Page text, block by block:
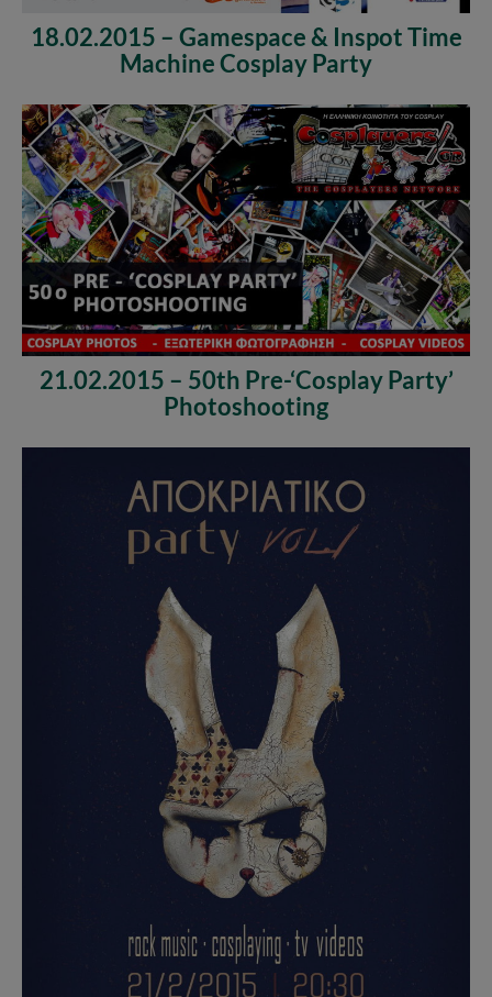
18.02.2015 – Gamespace & Inspot Time
Machine Cosplay Party
21.02.2015 – 50th Pre-‘Cosplay Party’
Photoshooting